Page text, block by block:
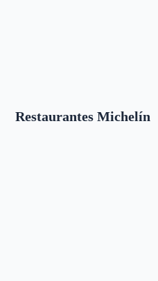
Restaurantes Michelín